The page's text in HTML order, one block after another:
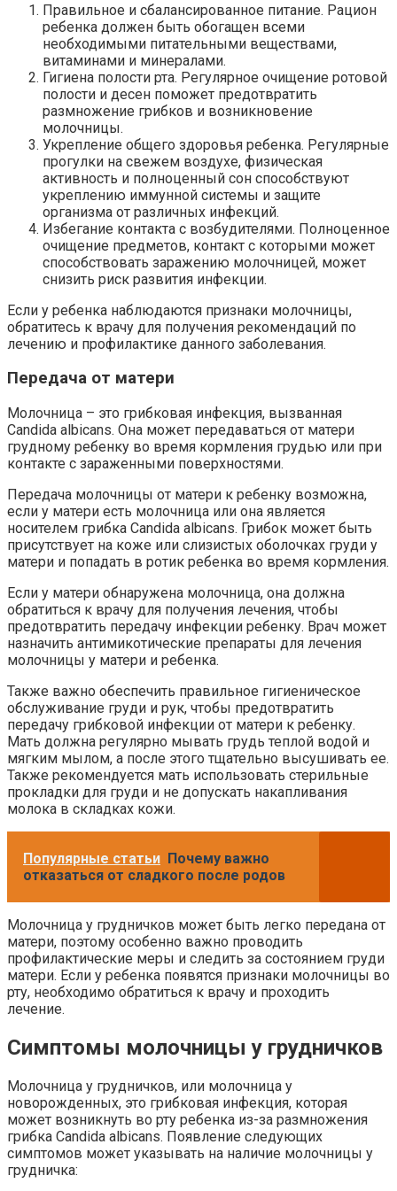
Правильное и сбалансированное питание. Рацион
ребенка должен быть обогащен всеми
необходимыми питательными веществами,
витаминами и минералами.
Гигиена полости рта. Регулярное очищение ротовой
полости и десен поможет предотвратить
размножение грибков и возникновение
молочницы.
Укрепление общего здоровья ребенка. Регулярные
прогулки на свежем воздухе, физическая
активность и полноценный сон способствуют
укреплению иммунной системы и защите
организма от различных инфекций.
Избегание контакта с возбудителями. Полноценное
очищение предметов, контакт с которыми может
способствовать заражению молочницей, может
снизить риск развития инфекции.
Если у ребенка наблюдаются признаки молочницы,
обратитесь к врачу для получения рекомендаций по
лечению и профилактике данного заболевания.
Передача от матери
Молочница – это грибковая инфекция, вызванная
Candida albicans. Она может передаваться от матери
грудному ребенку во время кормления грудью или при
контакте с зараженными поверхностями.
Передача молочницы от матери к ребенку возможна,
если у матери есть молочница или она является
носителем грибка Candida albicans. Грибок может быть
присутствует на коже или слизистых оболочках груди у
матери и попадать в ротик ребенка во время кормления.
Если у матери обнаружена молочница, она должна
обратиться к врачу для получения лечения, чтобы
предотвратить передачу инфекции ребенку. Врач может
назначить антимикотические препараты для лечения
молочницы у матери и ребенка.
Также важно обеспечить правильное гигиеническое
обслуживание груди и рук, чтобы предотвратить
передачу грибковой инфекции от матери к ребенку.
Мать должна регулярно мывать грудь теплой водой и
мягким мылом, а после этого тщательно высушивать ее.
Также рекомендуется мать использовать стерильные
прокладки для груди и не допускать накапливания
молока в складках кожи.
Популярные статьи Почему важно
отказаться от сладкого после родов
Молочница у грудничков может быть легко передана от
матери, поэтому особенно важно проводить
профилактические меры и следить за состоянием груди
матери. Если у ребенка появятся признаки молочницы во
рту, необходимо обратиться к врачу и проходить
лечение.
Симптомы молочницы у грудничков
Молочница у грудничков, или молочница у
новорожденных, это грибковая инфекция, которая
может возникнуть во рту ребенка из-за размножения
грибка Candida albicans. Появление следующих
симптомов может указывать на наличие молочницы у
грудничка: